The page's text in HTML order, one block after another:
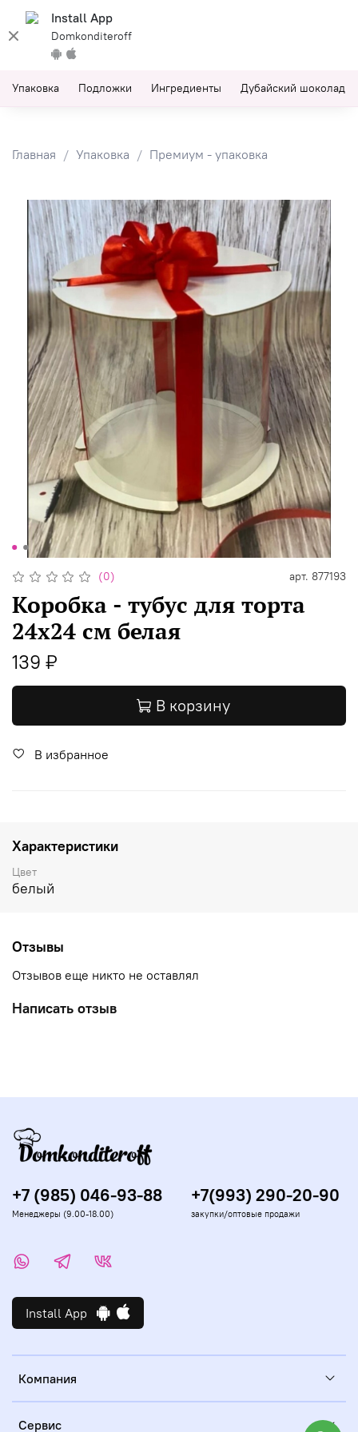
Install App
Domkonditeroff
Упаковка Подложки Ингредиенты Дубайский шоколад
Главная Упаковка Премиум - упаковка
(0) арт. 877193
Коробка - тубус для торта
24х24 см белая
139 ₽
В корзину
В избранное
Характеристики
Цвет
белый
Отзывы
Отзывов еще никто не оставлял
Написать отзыв
Компания
Сервис
Install App
+7 (985) 046-93-88
Менеджеры (9.00-18.00)
+7(993) 290-20-90
закупки/оптовые продажи